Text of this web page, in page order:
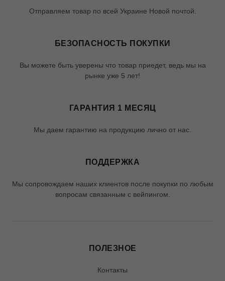
Отправляем товар по всей Украине Новой почтой.
БЕЗОПАСНОСТЬ ПОКУПКИ
Вы можете быть уверены что товар приедет, ведь мы на
рынке уже 5 лет!
ГАРАНТИЯ 1 МЕСЯЦ
Мы даем гарантию на продукцию лично от нас.
ПОДДЕРЖКА
Мы сопровождаем наших клиентов после покупки по любым
вопросам связанным с вейпингом.
ПОЛЕЗНОЕ
Контакты